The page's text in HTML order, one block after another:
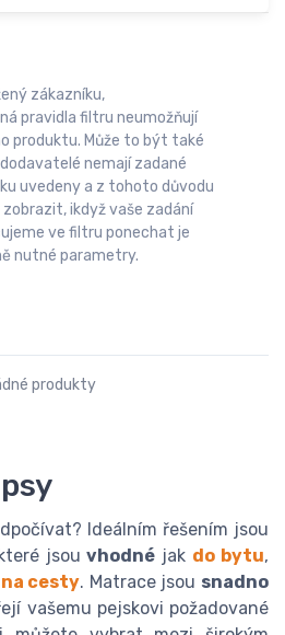
zákazníku,
pravidla filtru neumožňují
produktu. Může to být také
nemají zadané
uvedeny a z tohoto důvodu
ikdyž vaše zadání
ve filtru ponechat je
nutné parametry.
produkty
Ideálním řešením jsou
jsouvhodné jak do bytu,
na cesty. Matrace jsou snadno
vašemu pejskovi požadované